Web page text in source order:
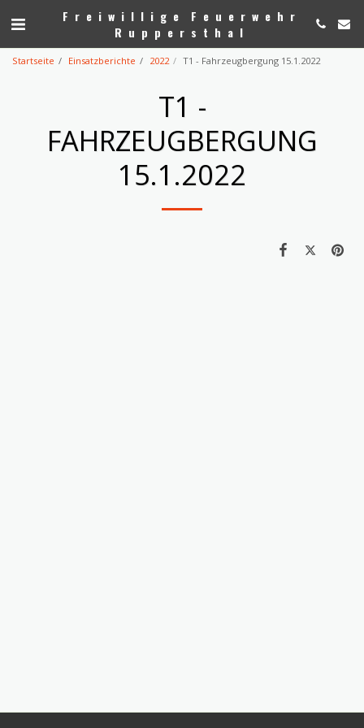
Freiwillige Feuerwehr
Ruppersthal
Startseite Einsatzberichte 2022 T1 - Fahrzeugbergung 15.1.2022
T1 -
FAHRZEUGBERGUNG
15.1.2022